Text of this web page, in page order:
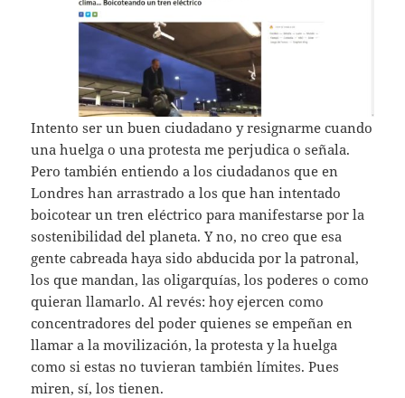
Intento ser un buen ciudadano y resignarme cuando
una huelga o una protesta me perjudica o señala.
Pero también entiendo a los ciudadanos que en
Londres han arrastrado a los que han intentado
boicotear un tren eléctrico para manifestarse por la
sostenibilidad del planeta. Y no, no creo que esa
gente cabreada haya sido abducida por la patronal,
los que mandan, las oligarquías, los poderes o como
quieran llamarlo. Al revés: hoy ejercen como
concentradores del poder quienes se empeñan en
llamar a la movilización, la protesta y la huelga
como si estas no tuvieran también límites. Pues
miren, sí, los tienen.